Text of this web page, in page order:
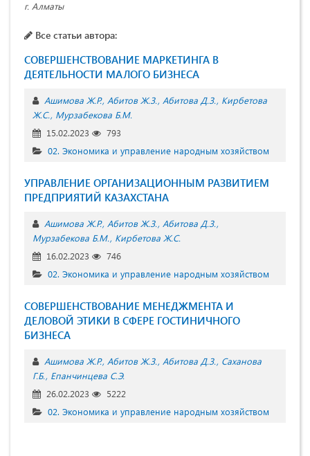
г. Алматы
Все статьи автора:
СОВЕРШЕНСТВОВАНИЕ МАРКЕТИНГА В
ДЕЯТЕЛЬНОСТИ МАЛОГО БИЗНЕСА
Ашимова Ж.Р. Абитов Ж.З. Абитова Д.З. Кирбетова
Ж.С. Мурзабекова Б.М.
15.02.2023
793
02. Экономика и управление народным хозяйством
УПРАВЛЕНИЕ ОРГАНИЗАЦИОННЫМ РАЗВИТИЕМ
ПРЕДПРИЯТИЙ КАЗАХСТАНА
Ашимова Ж.Р. Абитов Ж.З. Абитова Д.З.
Мурзабекова Б.М. Кирбетова Ж.С.
16.02.2023
746
02. Экономика и управление народным хозяйством
СОВЕРШЕНСТВОВАНИЕ МЕНЕДЖМЕНТА И
ДЕЛОВОЙ ЭТИКИ В СФЕРЕ ГОСТИНИЧНОГО
БИЗНЕСА
Ашимова Ж.Р. Абитов Ж.З. Абитова Д.З. Саханова
Г.Б. Епанчинцева С.Э.
26.02.2023
5222
02. Экономика и управление народным хозяйством